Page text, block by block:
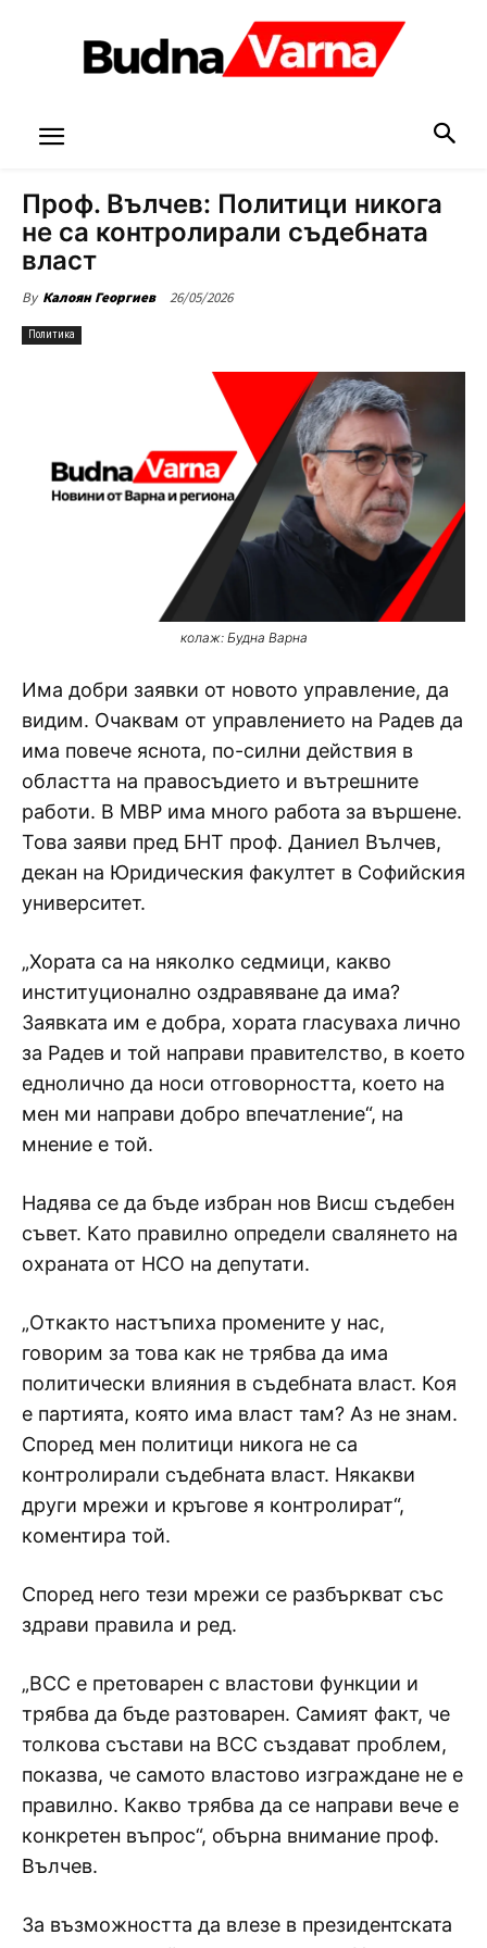
Проф. Вълчев: Политици никога
не са контролирали съдебната
власт
By Калоян Георгиев 26/05/2026
Политика
колаж: Будна Варна
Има добри заявки от новото управление, да
видим. Очаквам от управлението на Радев да
има повече яснота, по-силни действия в
областта на правосъдието и вътрешните
работи. В МВР има много работа за вършене.
Това заяви пред БНТ проф. Даниел Вълчев,
декан на Юридическия факултет в Софийския
университет.
„Хората са на няколко седмици, какво
институционално оздравяване да има?
Заявката им е добра, хората гласуваха лично
за Радев и той направи правителство, в което
еднолично да носи отговорността, което на
мен ми направи добро впечатление“, на
мнение е той.
Надява се да бъде избран нов Висш съдебен
съвет. Като правилно определи свалянето на
охраната от НСО на депутати.
„Откакто настъпиха промените у нас,
говорим за това как не трябва да има
политически влияния в съдебната власт. Коя
е партията, която има власт там? Аз не знам.
Според мен политици никога не са
контролирали съдебната власт. Някакви
други мрежи и кръгове я контролират“,
коментира той.
Според него тези мрежи се разбъркват със
здрави правила и ред.
„ВСС е претоварен с властови функции и
трябва да бъде разтоварен. Самият факт, че
толкова състави на ВСС създават проблем,
показва, че самото властово изграждане не е
правилно. Какво трябва да се направи вече е
конкретен въпрос“, обърна внимание проф.
Вълчев.
За възможността да влезе в президентската